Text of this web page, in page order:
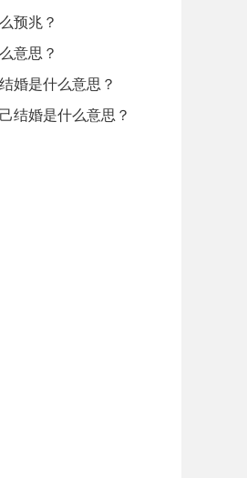
预兆？
意思？
婚是什么意思？
结婚是什么意思？